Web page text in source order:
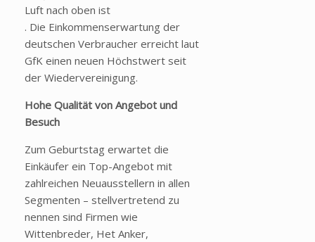
Luft nach oben ist
. Die Einkommenserwartung der
deutschen Verbraucher erreicht laut
GfK einen neuen Höchstwert seit
der Wiedervereinigung.
Hohe Qualität von Angebot und
Besuch
Zum Geburtstag erwartet die
Einkäufer ein Top-Angebot mit
zahlreichen Neuausstellern in allen
Segmenten – stellvertretend zu
nennen sind Firmen wie
Wittenbreder, Het Anker,